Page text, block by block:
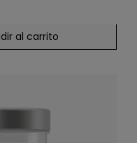
al carrito